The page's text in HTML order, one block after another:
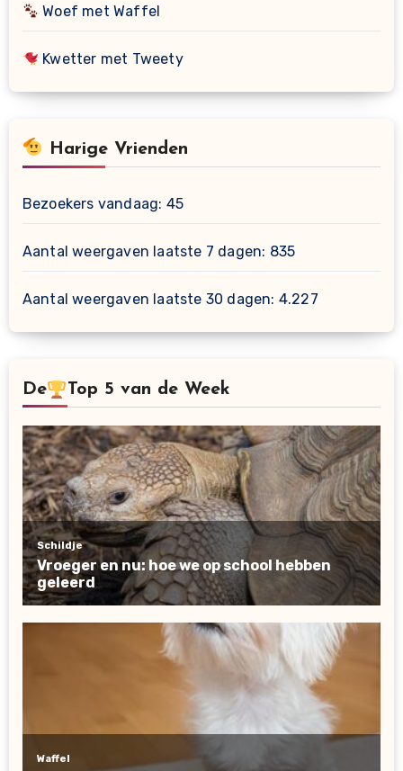
Woef met Waffel
Kwetter met Tweety
Harige Vrienden
Bezoekers vandaag: 45
Aantal weergaven laatste 7 dagen: 835
Aantal weergaven laatste 30 dagen: 4.227
De Top 5 van de Week